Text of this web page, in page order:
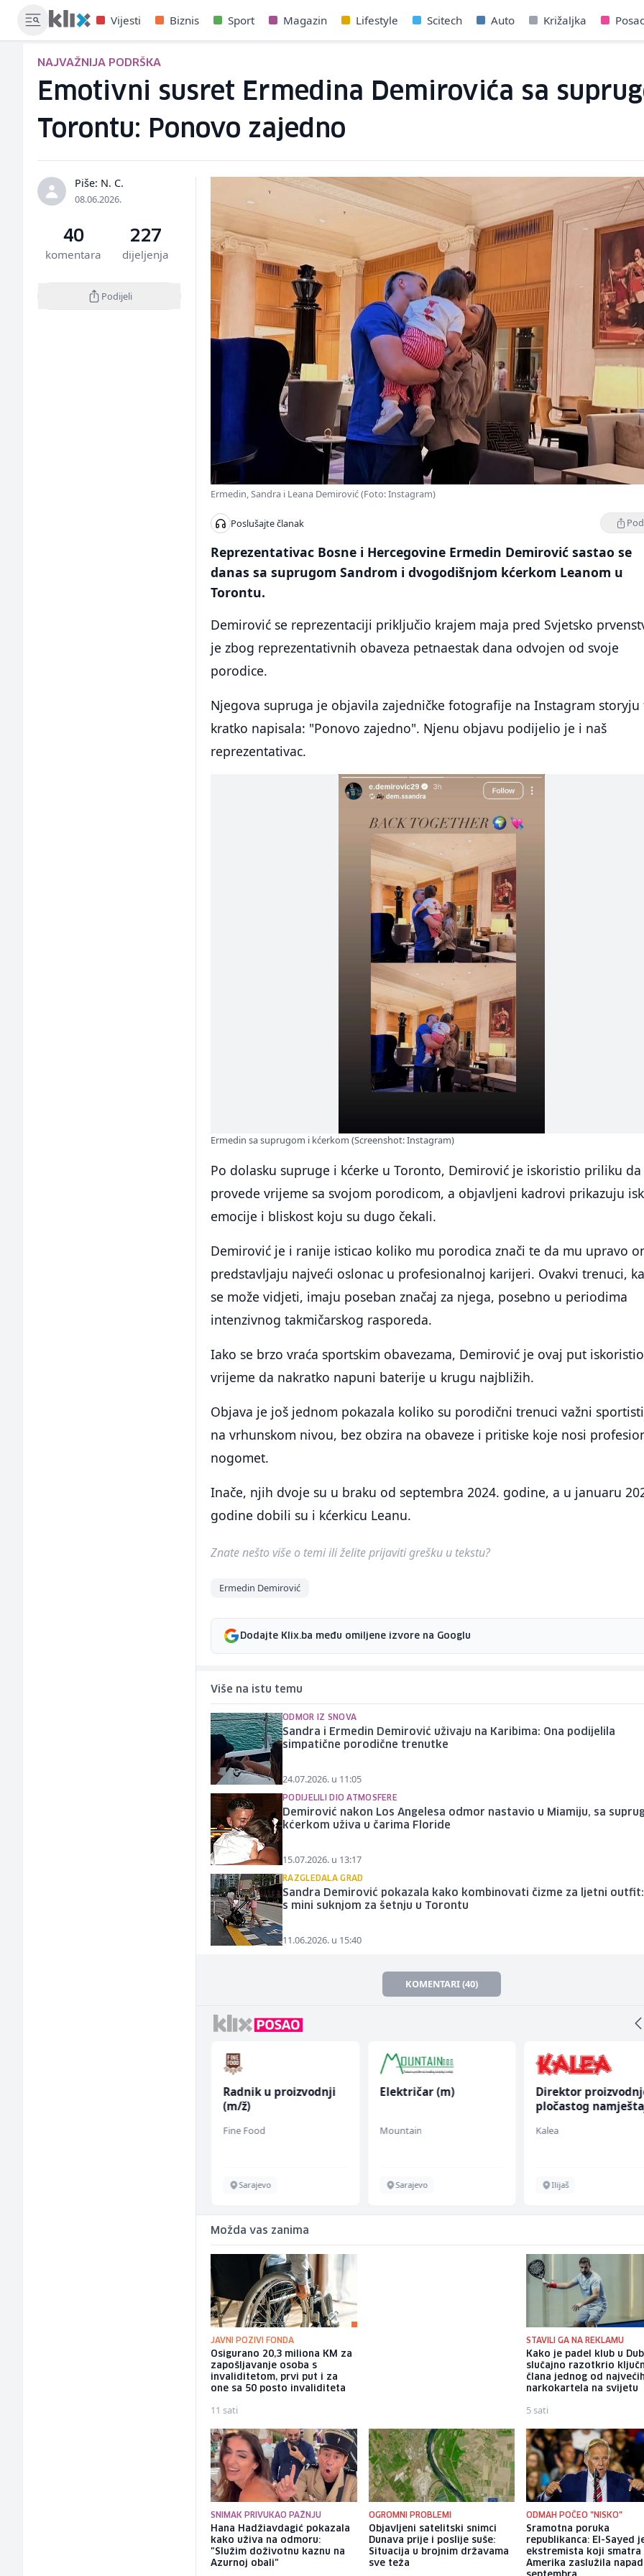
Vijesti Biznis Sport Magazin Lifestyle Scitech Auto Križaljka
NAJVAŽNIJA PODRŠKA
Emotivni susret Ermedina Demirovića sa
Torontu: Ponovo zajedno
Piše: N. C.
08.06.2026.
40
komentara
227
dijeljenja
Podijeli
Ermedin, Sandra i Leana Demirović (Foto: Instagram)
Poslušajte članak
Reprezentativac Bosne i Hercegovine Ermedin Demirović sastao se
danas sa suprugom Sandrom i dvogodišnjom kćerkom Leanom u
Torontu.
Demirović se reprezentaciji priključio krajem maja pred Svjetsko
je zbog reprezentativnih obaveza petnaestak dana odvojen od svoje
porodice.
Njegova supruga je objavila zajedničke fotografije na Instagram storyju
kratko napisala: "Ponovo zajedno". Njenu objavu podijelio je i naš
reprezentativac.
Ermedin sa suprugom i kćerkom (Screenshot: Instagram)
Po dolasku supruge i kćerke u Toronto, Demirović je iskoristio priliku da
provede vrijeme sa svojom porodicom, a objavljeni kadrovi prikazuju
emocije i bliskost koju su dugo čekali.
Demirović je i ranije isticao koliko mu porodica znači te da mu upravo
predstavljaju najveći oslonac u profesionalnoj karijeri. Ovakvi trenuci,
se može vidjeti, imaju poseban značaj za njega, posebno u periodima
intenzivnog takmičarskog rasporeda.
Iako se brzo vraća sportskim obavezama, Demirović je ovaj put iskoristio
vrijeme da nakratko napuni baterije u krugu najbližih.
Objava je još jednom pokazala koliko su porodični trenuci važni
na vrhunskom nivou, bez obzira na obaveze i pritiske koje nosi
nogomet.
Inače, njih dvoje su u braku od septembra 2024. godine, a u januaru
godine dobili su i kćerkicu Leanu.
Znate nešto više o temi ili želite prijaviti grešku u tekstu?
Ermedin Demirović
Dodajte Klix.ba među omiljene izvore na Googlu
Više na istu temu
ODMOR IZ SNOVA
Sandra i Ermedin Demirović uživaju na Karibima: Ona podijelila
simpatične porodične trenutke
24.07.2026. u 11:05
PODIJELILI DIO ATMOSFERE
Demirović nakon Los Angelesa odmor nastavio u Miamiju, sa
kćerkom uživa u čarima Floride
15.07.2026. u 13:17
RAZGLEDALA GRAD
Sandra Demirović pokazala kako kombinovati čizme za ljetni outfit:
s mini suknjom za šetnju u Torontu
11.06.2026. u 15:40
KOMENTARI (40)
Radnik u proizvodnji
(m/ž)
Fine Food
Sarajevo
Električar (m)
Mountain
Sarajevo
Direktor
pločastog
Kalea
Ilijaš
Možda vas zanima
JAVNI POZIVI FONDA
Osigurano 20,3 miliona KM za
zapošljavanje osoba s
invaliditetom, prvi put i za
one sa 50 posto invaliditeta
11 sati
STAVILI GA NA REKLAMU
Kako je padel klub u
slučajno razotkrio
člana jednog od najvećih
narkokartela na svijetu
5 sati
SNIMAK PRIVUKAO PAŽNJU
Hana Hadžiavdagić pokazala
kako uživa na odmoru:
"Služim doživotnu kaznu na
Azurnoj obali"
OGROMNI PROBLEMI
Objavljeni satelitski snimci
Dunava prije i poslije suše:
Situacija u brojnim državama
sve teža
ODMAH POČEO "NISKO"
Sramotna poruka
republikanca: El-Sayed
ekstremista koji smatra
Amerika zaslužila